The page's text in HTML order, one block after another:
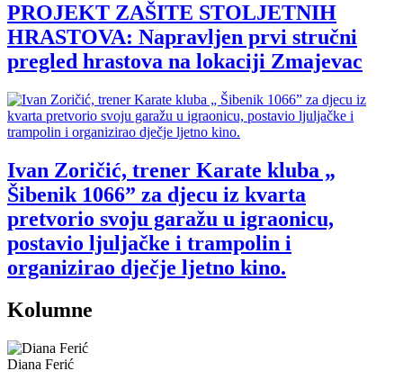
PROJEKT ZAŠITE STOLJETNIH
HRASTOVA: Napravljen prvi stručni
pregled hrastova na lokaciji Zmajevac
Ivan Zoričić, trener Karate kluba „
Šibenik 1066” za djecu iz kvarta
pretvorio svoju garažu u igraonicu,
postavio ljuljačke i trampolin i
organizirao dječje ljetno kino.
Kolumne
Diana Ferić